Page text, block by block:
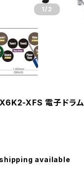
1 /2
XFS 電子ドラム
available